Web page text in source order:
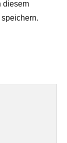
diesem